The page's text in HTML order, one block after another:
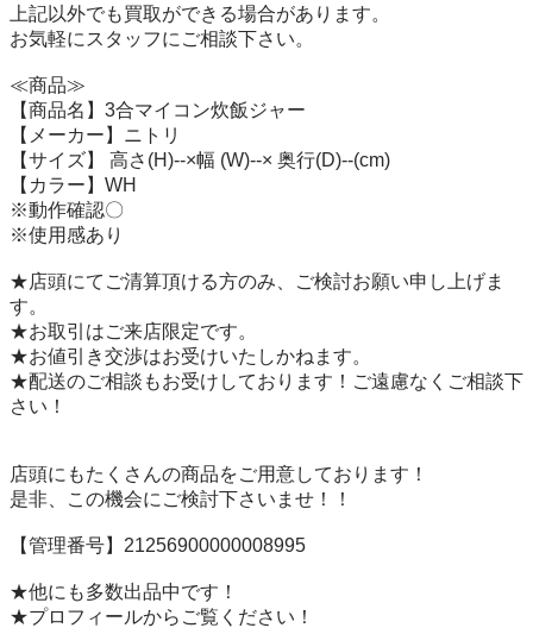
上記以外でも買取ができる場合があります。
お気軽にスタッフにご相談下さい。
≪商品≫
【商品名】3合マイコン炊飯ジャー
【メーカー】ニトリ
【サイズ】 高さ(H)--×幅 (W)--× 奥行(D)--(cm)
【カラー】WH
※動作確認〇
※使用感あり
★店頭にてご清算頂ける方のみ、ご検討お願い申し上げま
す。
★お取引はご来店限定です。
★お値引き交渉はお受けいたしかねます。
★配送のご相談もお受けしております！ご遠慮なくご相談下
さい！
店頭にもたくさんの商品をご用意しております！
是非、この機会にご検討下さいませ！！
【管理番号】21256900000008995
★他にも多数出品中です！
★プロフィールからご覧ください！